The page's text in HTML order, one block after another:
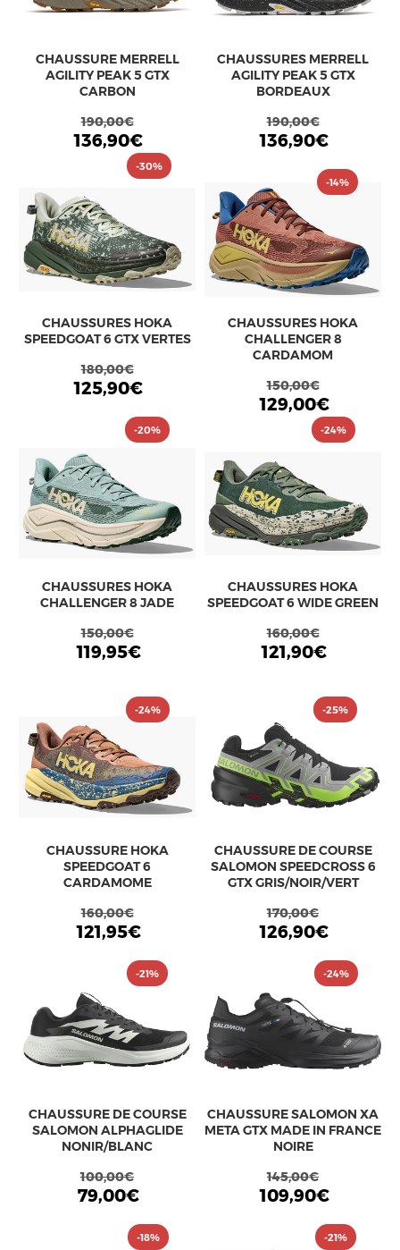
CHAUSSURE MERRELL
AGILITY PEAK 5 GTX
CARBON
190,00€
136,90€
CHAUSSURES MERRELL
AGILITY PEAK 5 GTX
BORDEAUX
190,00€
136,90€
CHAUSSURES HOKA
SPEEDGOAT 6 GTX VERTES
180,00€
-30%
125,90€
CHAUSSURES HOKA
CHALLENGER 8
CARDAMOM
150,00€
-14%
129,00€
CHAUSSURES HOKA
CHALLENGER 8 JADE
150,00€
-20%
119,95€
CHAUSSURES HOKA
SPEEDGOAT 6 WIDE GREEN
160,00€
-24%
121,90€
CHAUSSURE HOKA
SPEEDGOAT 6
CARDAMOME
160,00€
-24%
121,95€
CHAUSSURE DE COURSE
SALOMON SPEEDCROSS 6
GTX GRIS/NOIR/VERT
170,00€
-25%
126,90€
CHAUSSURE DE COURSE
SALOMON ALPHAGLIDE
NONIR/BLANC
100,00€
-21%
79,00€
CHAUSSURE SALOMON XA
META GTX MADE IN FRANCE
NOIRE
145,00€
-24%
109,90€
-18% -21%